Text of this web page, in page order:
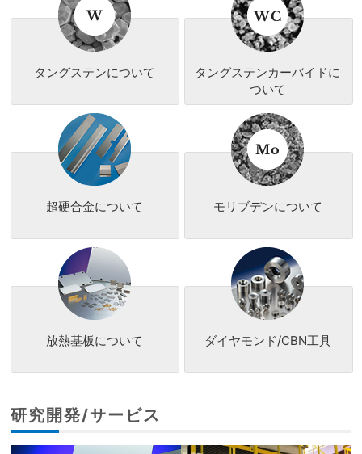
タングステンについて
タングステンカーバイドに
ついて
超硬合金について モリブデンについて
放熱基板について ダイヤモンド/CBN工具
研究開発/サービス